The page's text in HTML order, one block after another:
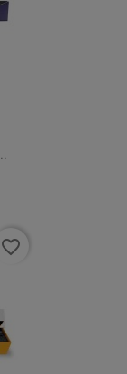
favorite_border